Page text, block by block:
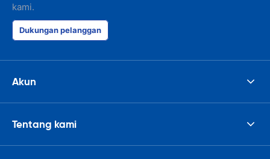
kami.
Dukungan pelanggan
Akun
Tentang kami